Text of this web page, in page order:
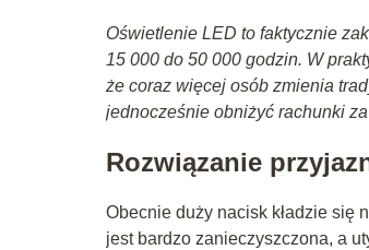
Oświetlenie LED to faktycznie
15 000 do 50 000 godzin. W
że coraz więcej osób zmienia
jednocześnie obniżyć rachunki
Rozwiązanie
Obecnie duży nacisk kładzie się
jest bardzo zanieczyszczona, a